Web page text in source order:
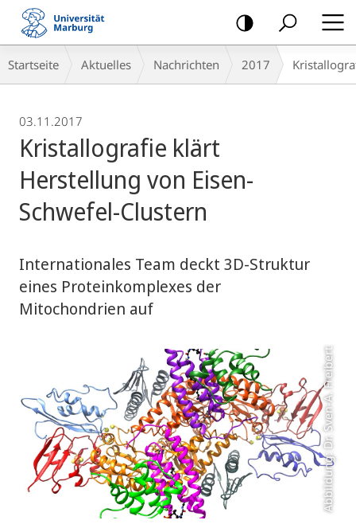
Mobile-
Navigation
Breadcrumb-
Navigation
Startseite Aktuelles Nachrichten 2017
03.11.2017
Kristallografie klärt
Herstellung von Eisen-
Schwefel-Clustern
Internationales Team deckt 3D-Struktur
eines Proteinkomplexes der
Mitochondrien auf
Abbildung: Dr. Sven-A. Freibert